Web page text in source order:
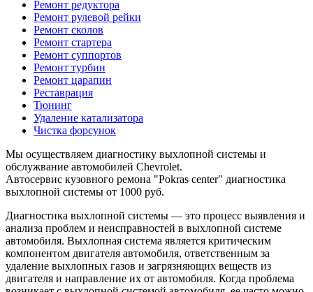
Ремонт редуктора
Ремонт рулевой рейки
Ремонт сколов
Ремонт стартера
Ремонт суппортов
Ремонт турбин
Ремонт царапин
Реставрация
Тюнинг
Удаление катализатора
Чистка форсунок
Мы осуществляем диагностику выхлопной системы и
обслужвание автомобилей Chevrolet.
Автосервис кузовного ремона "Pokras center" диагностика
выхлопной системы от 1000 руб.
Диагностика выхлопной системы — это процесс выявления и
анализа проблем и неисправностей в выхлопной системе
автомобиля. Выхлопная система является критическим
компонентом двигателя автомобиля, ответственным за
удаление выхлопных газов и загрязняющих веществ из
двигателя и направление их от автомобиля. Когда проблема